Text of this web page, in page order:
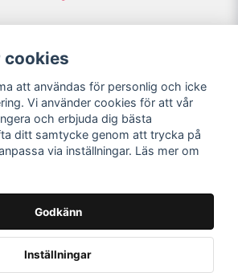
Mest populära
Kundtjänst
Guider
och ta del av våra nyheter och
cookies
att användas för personlig och icke
Vi använder cookies för att vår
och erbjuda dig bästa
ditt samtycke genom att trycka på
via inställningar. Läs mer om
Godkänn
Inställningar